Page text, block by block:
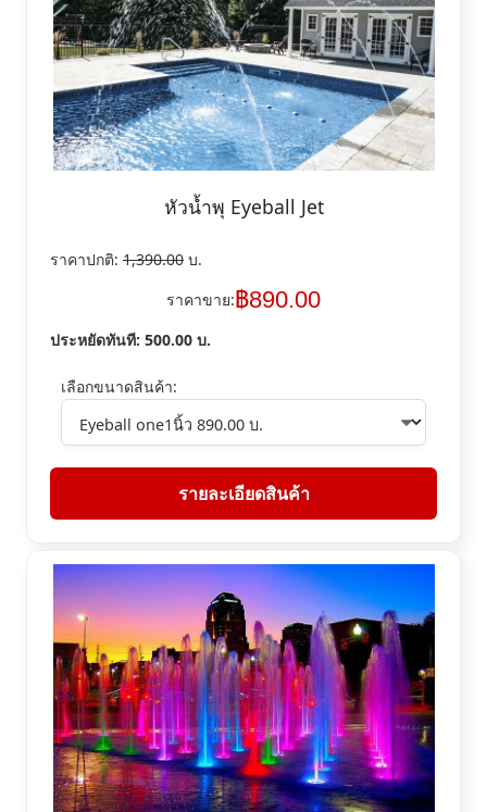
หัวน้ำพุ Eyeball Jet
ราคาปกติ: 1,390.00 บ.
ราคาขาย:฿890.00
ประหยัดทันที: 500.00 บ.
เลือกขนาดสินค้า:
รายละเอียดสินค้า